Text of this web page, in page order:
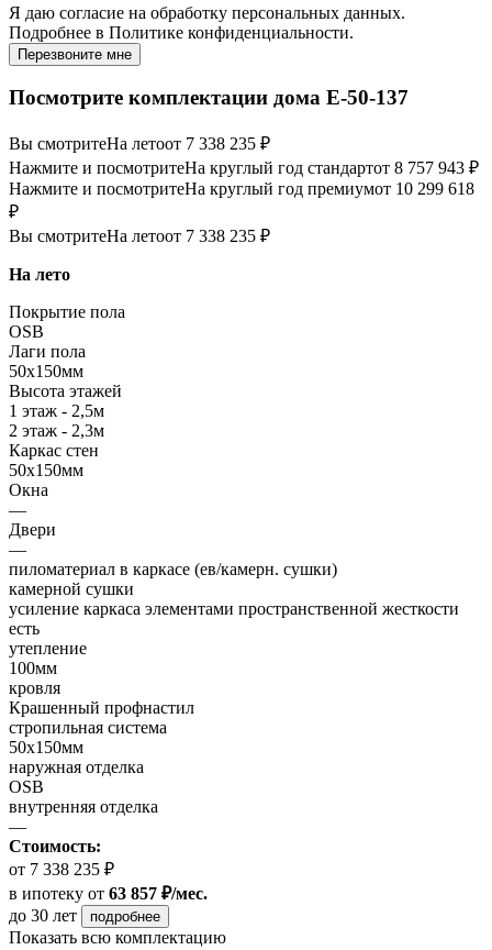
Я даю согласие на обработку персональных данных.
Подробнее в Политике конфиденциальности.
Перезвоните мне
Посмотрите комплектации дома E-50-137
Вы смотритеНа летоот 7 338 235 ₽
Нажмите и посмотритеНа круглый год стандартот 8 757 943 ₽
Нажмите и посмотритеНа круглый год премиумот 10 299 618
₽
Вы смотритеНа летоот 7 338 235 ₽
На лето
Покрытие пола
OSB
Лаги пола
50х150мм
Высота этажей
1 этаж - 2,5м
2 этаж - 2,3м
Каркас стен
50х150мм
Окна
—
Двери
—
пиломатериал в каркасе (ев/камерн. сушки)
камерной сушки
усиление каркаса элементами пространственной жесткости
есть
утепление
100мм
кровля
Крашенный профнастил
стропильная система
50х150мм
наружная отделка
OSB
внутренняя отделка
—
Стоимость:
от 7 338 235 ₽
в ипотеку от 63 857 ₽/мес.
до 30 лет
подробнее
Показать всю комплектацию